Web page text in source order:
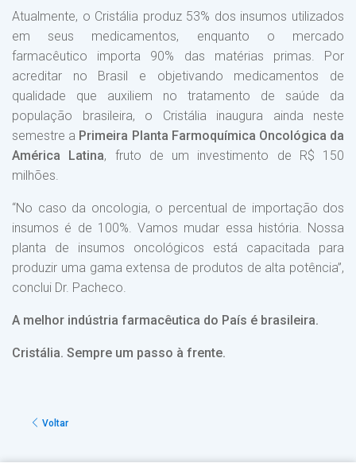
Atualmente, o Cristália produz 53% dos insumos utilizados
em seus medicamentos, enquanto o mercado
farmacêutico importa 90% das matérias primas. Por
acreditar no Brasil e objetivando medicamentos de
qualidade que auxiliem no tratamento de saúde da
população brasileira, o Cristália inaugura ainda neste
semestre a Primeira Planta Farmoquímica Oncológica da
América Latina, fruto de um investimento de R$ 150
milhões.
“No caso da oncologia, o percentual de importação dos
insumos é de 100%. Vamos mudar essa história. Nossa
planta de insumos oncológicos está capacitada para
produzir uma gama extensa de produtos de alta potência”,
conclui Dr. Pacheco.
A melhor indústria farmacêutica do País é brasileira.
Cristália. Sempre um passo à frente.
Voltar